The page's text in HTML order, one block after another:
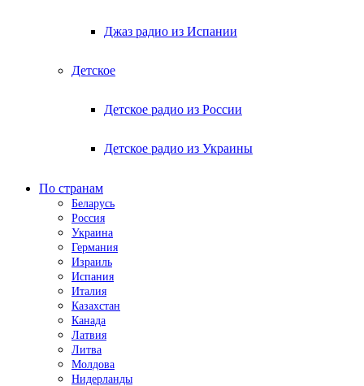
Джаз радио из Испании
Детское
Детское радио из России
Детское радио из Украины
По странам
Беларусь
Россия
Украина
Германия
Израиль
Испания
Италия
Казахстан
Канада
Латвия
Литва
Молдова
Нидерланды